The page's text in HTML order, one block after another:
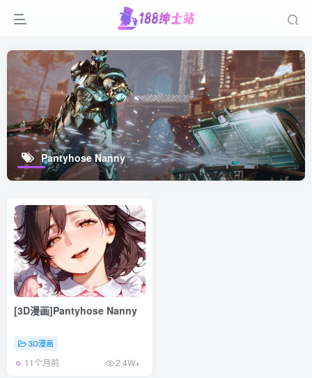
Pantyhose Nanny
[3D漫画]Pantyhose Nanny
3D漫画
11个月前 2.4W+